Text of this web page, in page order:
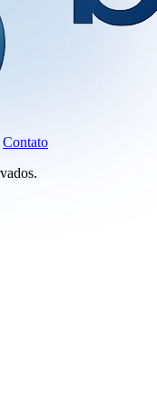
Contato